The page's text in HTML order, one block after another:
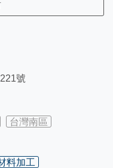
號
台灣南區
料加工